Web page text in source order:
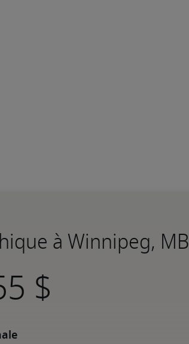
à Winnipeg, MB